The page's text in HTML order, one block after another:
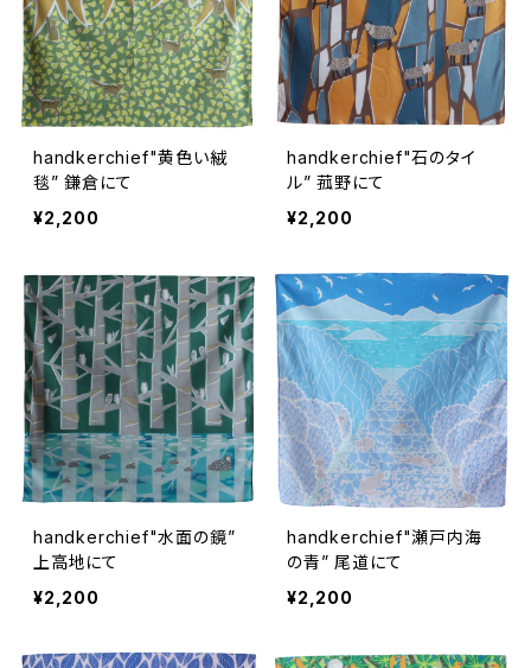
handkerchief"黄色い絨
毯” 鎌倉にて
¥2,200
handkerchief"石のタイ
ル” 菰野にて
¥2,200
handkerchief"水面の鏡”
上高地にて
¥2,200
handkerchief"瀬戸内海
の青” 尾道にて
¥2,200